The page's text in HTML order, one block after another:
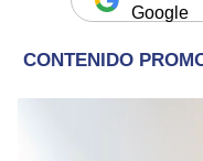
Google